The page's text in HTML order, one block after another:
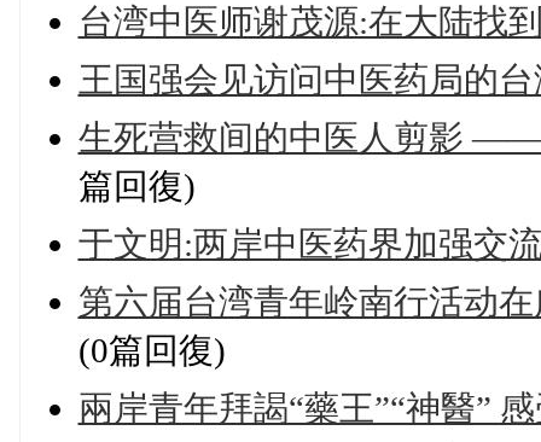
台湾中医师谢茂源:在大陆找
王国强会见访问中医药局的
生死营救间的中医人剪影
篇回復)
于文明:两岸中医药界加强交
第六届台湾青年岭南行活动
(0篇回復)
兩岸青年拜謁“藥王”“神醫”